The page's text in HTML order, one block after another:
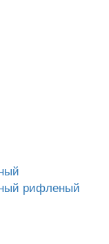
рифленый